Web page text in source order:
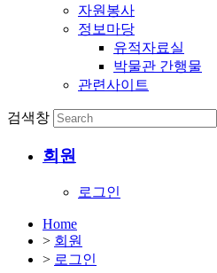
자원봉사
정보마당
유적자료실
박물관 간행물
관련사이트
검색창
회원
로그인
Home
> 회원
> 로그인